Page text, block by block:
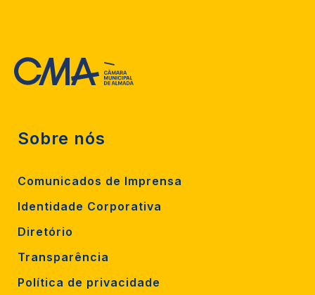
Sobre nós
Comunicados de Imprensa
Identidade Corporativa
Diretório
Transparência
Política de privacidade